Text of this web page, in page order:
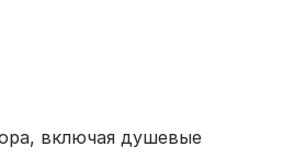
включая душевые